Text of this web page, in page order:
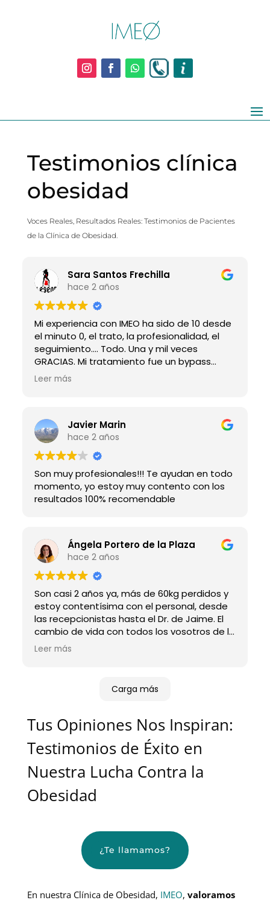
Testimonios clínica
obesidad
Voces Reales, Resultados Reales: Testimonios de Pacientes
de la Clínica de Obesidad.
Sara Santos Frechilla
hace 2 años
Mi experiencia con IMEO ha sido de 10 desde
el minuto 0, el trato, la profesionalidad, el
seguimiento.... Todo. Una y mil veces
GRACIAS. Mi tratamiento fue un bypass
gástrico, me ha cambiado la vida!!!
Leer más
Javier Marin
hace 2 años
Son muy profesionales!!! Te ayudan en todo
momento, yo estoy muy contento con los
resultados 100% recomendable
Ángela Portero de la Plaza
hace 2 años
Son casi 2 años ya, más de 60kg perdidos y
estoy contentísima con el personal, desde
las recepcionistas hasta el Dr. de Jaime. El
cambio de vida con todos los vosotros de la
mano ha sido impresionante. Gracias 🤩
Leer más
Carga más
Tus Opiniones Nos Inspiran:
Testimonios de Éxito en
Nuestra Lucha Contra la
Obesidad
¿Te llamamos?
En nuestra Clínica de Obesidad, IMEO, valoramos